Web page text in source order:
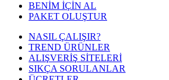
BENİM İÇİN AL
PAKET OLUŞTUR
NASIL ÇALIŞIR?
TREND ÜRÜNLER
ALIŞVERİŞ SİTELERİ
SIKÇA SORULANLAR